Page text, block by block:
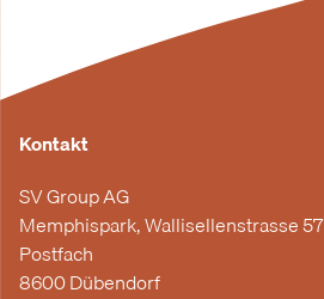
Kontakt
SV Group AG
Memphispark, Wallisellenstrasse 57
Postfach
8600 Dübendorf